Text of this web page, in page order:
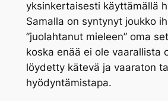
yksinkertaisesti käyttämällä
Samalla on syntynyt joukko
”juolahtanut mieleen” oma
koska enää ei ole vaarallista
löydetty kätevä ja vaaraton
hyödyntämistapa.